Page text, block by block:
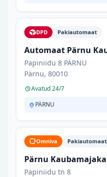
DPD Pakiautomaat
Automaat Pärnu
Papiniidu 8 PÄRNU
Pärnu, 80010
Avatud 24/7
PÄRNU
Omniva Pakiautomaat
Pärnu
Papiniidu tn 8